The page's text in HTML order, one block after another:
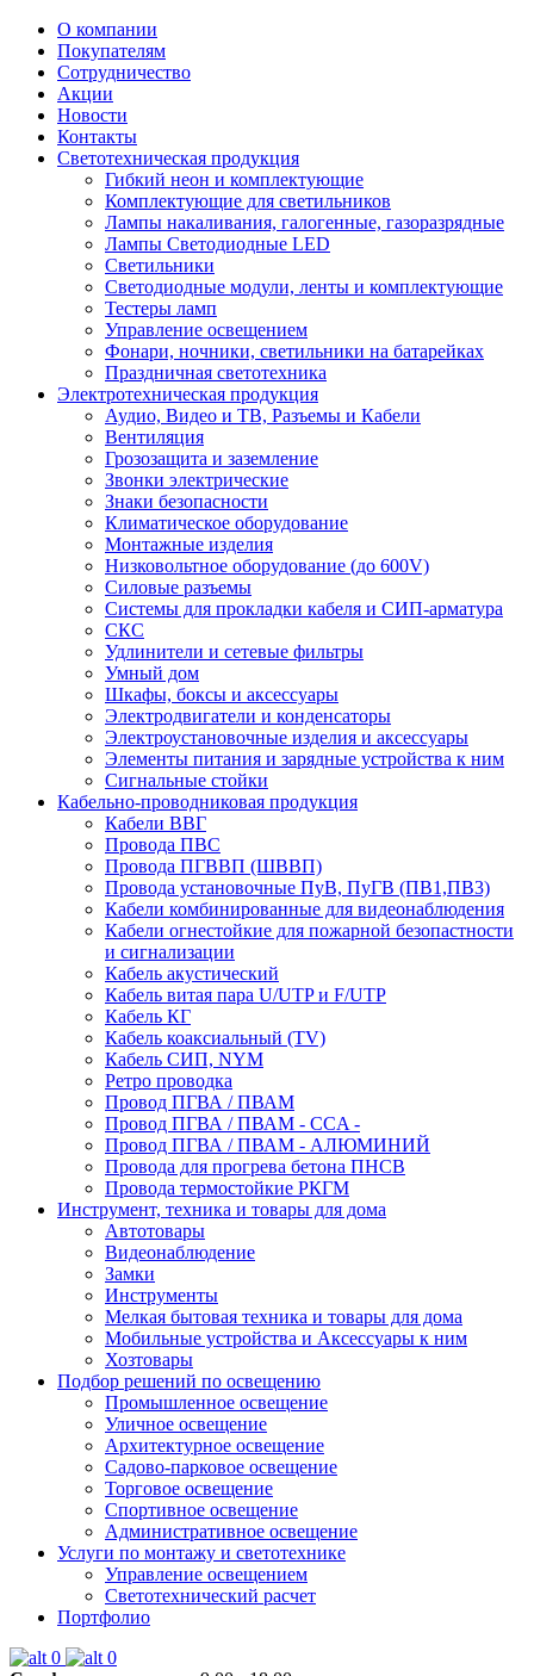
О компании
Покупателям
Сотрудничество
Акции
Новости
Контакты
Светотехническая продукция
Гибкий неон и комплектующие
Комплектующие для светильников
Лампы накаливания, галогенные, газоразрядные
Лампы Светодиодные LED
Светильники
Светодиодные модули, ленты и комплектующие
Тестеры ламп
Управление освещением
Фонари, ночники, светильники на батарейках
Праздничная светотехника
Электротехническая продукция
Аудио, Видео и ТВ, Разъемы и Кабели
Вентиляция
Грозозащита и заземление
Звонки электрические
Знаки безопасности
Климатическое оборудование
Монтажные изделия
Низковольтное оборудование (до 600V)
Силовые разъемы
Системы для прокладки кабеля и СИП-арматура
СКС
Удлинители и сетевые фильтры
Умный дом
Шкафы, боксы и аксессуары
Электродвигатели и конденсаторы
Электроустановочные изделия и аксессуары
Элементы питания и зарядные устройства к ним
Сигнальные стойки
Кабельно-проводниковая продукция
Кабели ВВГ
Провода ПВС
Провода ПГВВП (ШВВП)
Провода установочные ПуВ, ПуГВ (ПВ1,ПВ3)
Кабели комбинированные для видеонаблюдения
Кабели огнестойкие для пожарной безопастности
и сигнализации
Кабель акустический
Кабель витая пара U/UTP и F/UTP
Кабель КГ
Кабель коаксиальный (TV)
Кабель СИП, NYM
Ретро проводка
Провод ПГВА / ПВАМ
Провод ПГВА / ПВАМ - CCA -
Провод ПГВА / ПВАМ - АЛЮМИНИЙ
Провода для прогрева бетона ПНСВ
Провода термостойкие РКГМ
Инструмент, техника и товары для дома
Автотовары
Видеонаблюдение
Замки
Инструменты
Мелкая бытовая техника и товары для дома
Мобильные устройства и Аксессуары к ним
Хозтовары
Подбор решений по освещению
Промышленное освещение
Уличное освещение
Архитектурное освещение
Садово-парковое освещение
Торговое освещение
Спортивное освещение
Административное освещение
Услуги по монтажу и светотехнике
Управление освещением
Светотехнический расчет
Портфолио
0
0